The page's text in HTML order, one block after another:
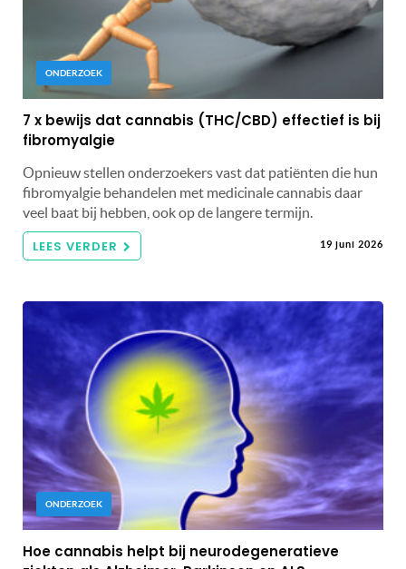
ONDERZOEK
7 x bewijs dat cannabis (THC/CBD) effectief is bij
fibromyalgie
Opnieuw stellen onderzoekers vast dat patiënten die hun
fibromyalgie behandelen met medicinale cannabis daar
veel baat bij hebben, ook op de langere termijn.
LEES VERDER 19 juni 2026
ONDERZOEK
Hoe cannabis helpt bij neurodegeneratieve